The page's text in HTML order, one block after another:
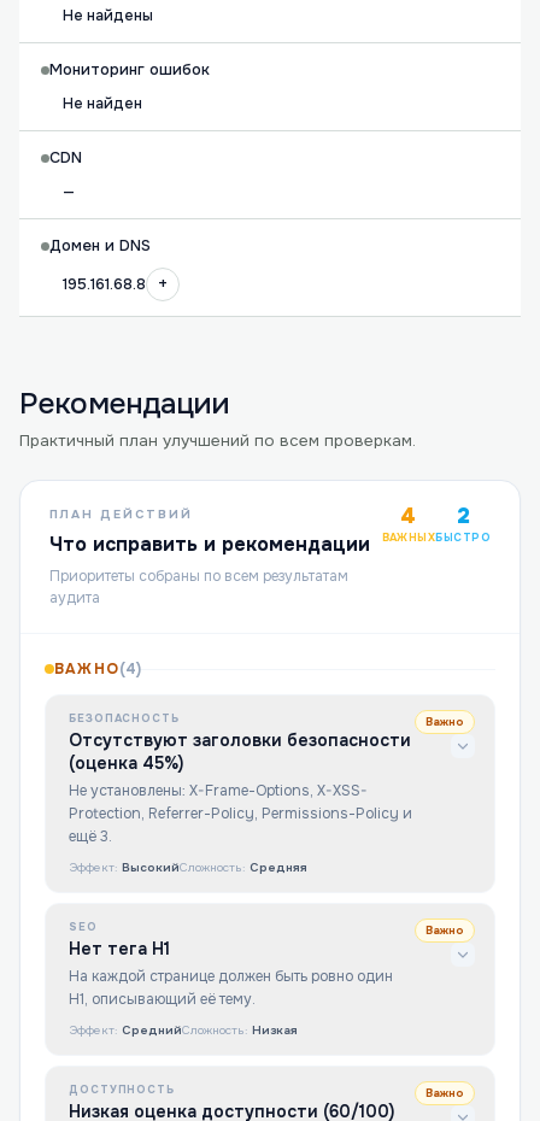
Не найдены
Мониторинг ошибок
Не найден
CDN
—
Домен и DNS
195.161.68.8
+
Рекомендации
Практичный план улучшений по всем проверкам.
ПЛАН ДЕЙСТВИЙ
Что исправить и рекомендации
Приоритеты собраны по всем результатам
аудита
4
ВАЖНЫХ
2
БЫСТРО
ВАЖНО(4)
БЕЗОПАСНОСТЬ
Отсутствуют заголовки безопасности
(оценка 45%)
Не установлены: X-Frame-Options, X-XSS-
Protection, Referrer-Policy, Permissions-Policy и
ещё 3.
Важно
Эффект: ВысокийСложность: Средняя
SEO
Нет тега H1
На каждой странице должен быть ровно один
H1, описывающий её тему.
Важно
Эффект: СреднийСложность: Низкая
ДОСТУПНОСТЬ
Низкая оценка доступности (60/100)
Важно